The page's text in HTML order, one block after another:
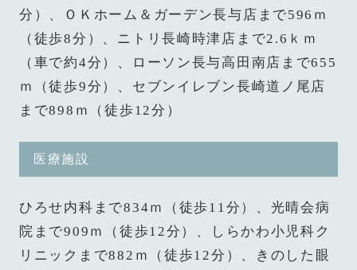
分）、ＯＫホーム＆ガーデン長与店まで596ｍ
（徒歩8分）、ニトリ長崎時津店まで2.6ｋｍ
（車で約4分）、ローソン長与高田南店まで655
ｍ（徒歩9分）、セブンイレブン長崎道ノ尾店
まで898ｍ（徒歩12分）
医療施設
ひろせ内科まで834ｍ（徒歩11分）、光晴会病
院まで909ｍ（徒歩12分）、しらかわ小児科ク
リニックまで882ｍ（徒歩12分）、きのした眼